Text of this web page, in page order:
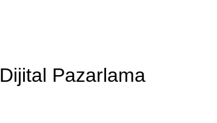
Dijital Pazarlama